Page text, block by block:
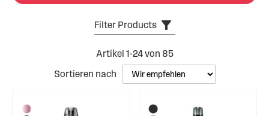
Filter Products
Artikel 1-24von 85
Sortieren nach